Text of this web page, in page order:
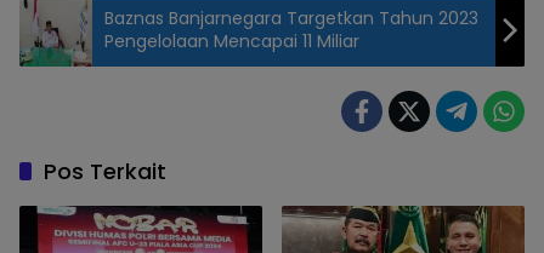
Baznas Banjarnegara Targetkan Tahun 2023
Pengelolaan Mencapai 11 Miliar
Pos Terkait